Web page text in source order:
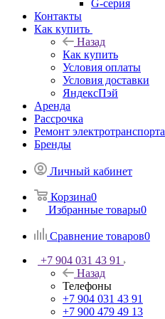
G-серия
Контакты
Как купить
Назад
Как купить
Условия оплаты
Условия доставки
ЯндексПэй
Аренда
Рассрочка
Ремонт электротранспорта
Бренды
Личный кабинет
Корзина0
Избранные товары0
Сравнение товаров0
+7 904 031 43 91
Назад
Телефоны
+7 904 031 43 91
+7 900 479 49 13